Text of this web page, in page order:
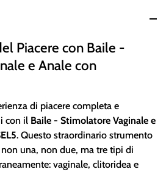
Piacere con Baile -
e Anale con
di piacere completa e
con il Baile - Stimolatore Vaginale e
. Questo straordinario strumento
una, non due, ma tre tipi di
vaginale, clitoridea e